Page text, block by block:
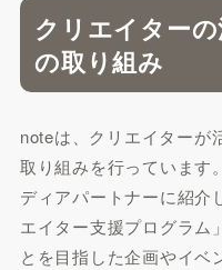
クリエイター
の取り組み
noteは、クリエイターが
取り組みを行っています
ディアパートナーに紹介
エイター支援プログラム
とを目指した企画やイベ